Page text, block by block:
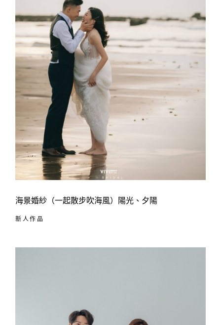
海景婚紗 （一起散步吹海風）陽光、夕陽
新人作品